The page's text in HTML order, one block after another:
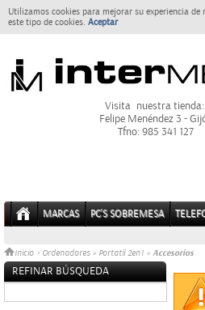
Utilizamos cookies para mejorar su experiencia
este tipo de cookies. Aceptar
Visita nuestra tienda:
Felipe Menéndez 3 -
Tfno: 985 341 127
MARCAS PC'S SOBREMESA
Inicio > Ordenadores » Portatil 2en1 » Accesorios
REFINAR BÚSQUEDA